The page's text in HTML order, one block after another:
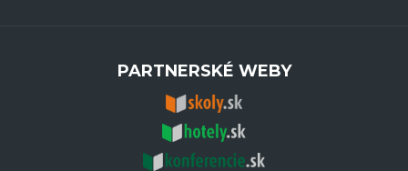
PARTNERSKÉ WEBY